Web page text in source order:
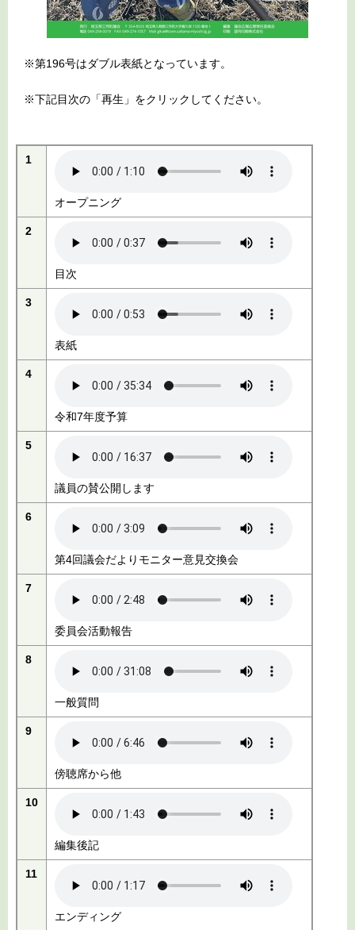
※第196号はダブル表紙となっています。
※下記目次の「再生」をクリックしてください。
1
オープニング
2
目次
3
表紙
4
令和7年度予算
5
議員の賛公開します
6
第4回議会だよりモニター意見交換会
7
委員会活動報告
8
一般質問
9
傍聴席から他
10
編集後記
11
エンディング